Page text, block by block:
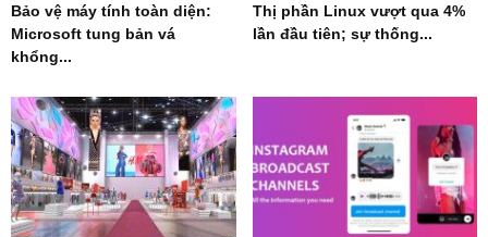
Bảo vệ máy tính toàn diện:
Microsoft tung bản vá
khổng...
Thị phần Linux vượt qua 4%
lần đầu tiên; sự thống...